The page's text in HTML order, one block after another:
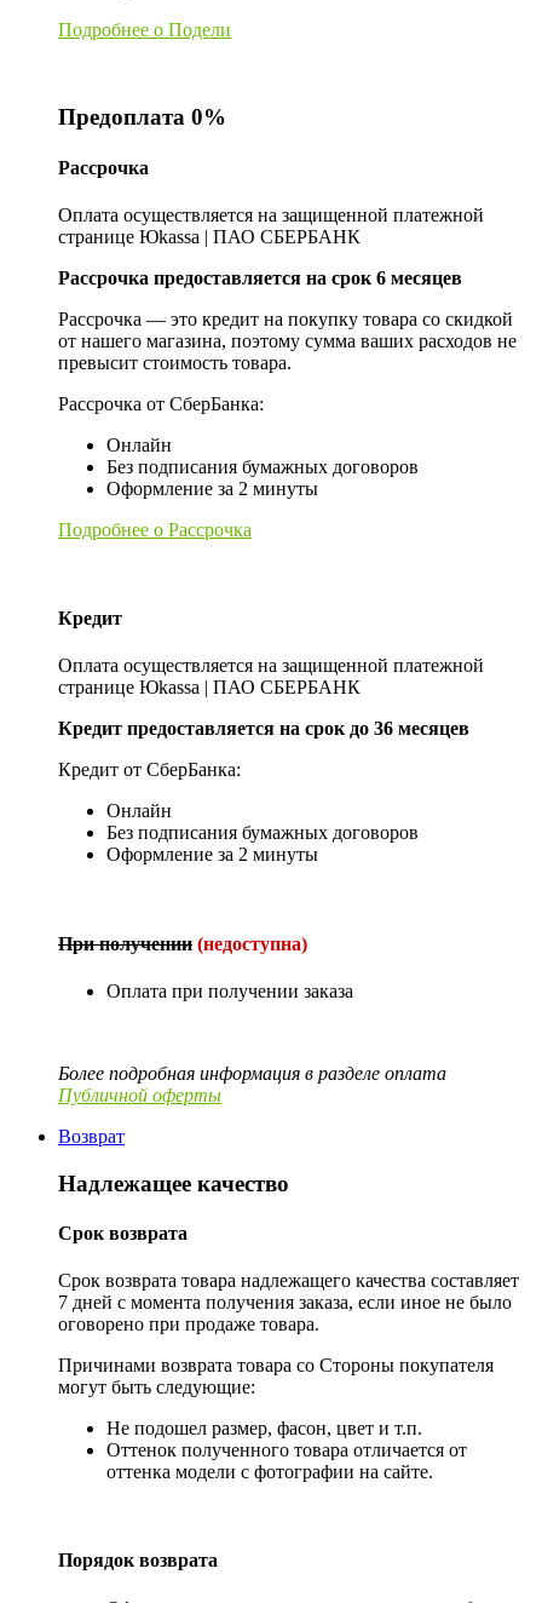
Подробнее о Подели
Предоплата 0%
Рассрочка
Оплата осуществляется на защищенной платежной
странице Юkassa | ПАО СБЕРБАНК
Рассрочка предоставляется на срок 6 месяцев
Рассрочка — это кредит на покупку товара со скидкой
от нашего магазина, поэтому сумма ваших расходов не
превысит стоимость товара.
Рассрочка от СберБанка:
Онлайн
Без подписания бумажных договоров
Оформление за 2 минуты
Подробнее о Рассрочка
Кредит
Оплата осуществляется на защищенной платежной
странице Юkassa | ПАО СБЕРБАНК
Кредит предоставляется на срок до 36 месяцев
Кредит от СберБанка:
Онлайн
Без подписания бумажных договоров
Оформление за 2 минуты
При получении (недоступна)
Оплата при получении заказа
Более подробная информация в разделе оплата
Публичной оферты
Возврат
Надлежащее качество
Срок возврата
Срок возврата товара надлежащего качества составляет
7 дней с момента получения заказа, если иное не было
оговорено при продаже товара.
Причинами возврата товара со Стороны покупателя
могут быть следующие:
Не подошел размер, фасон, цвет и т.п.
Оттенок полученного товара отличается от
оттенка модели с фотографии на сайте.
Порядок возврата